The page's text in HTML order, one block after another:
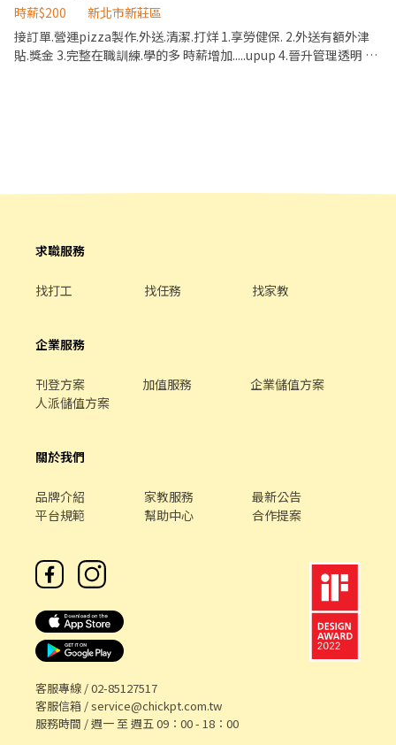
時薪$200
新北市新莊區
接訂單.營運pizza製作.外送.清潔.打烊 1.享勞健保. 2.外送有額外津
貼.獎金 3.完整在職訓練.學的多 時薪增加.....upup 4.晉升管理透明 5.
求職服務
找打工 找任務 找家教
企業服務
刊登方案 加值服務
企業儲值方案
人派儲值方案
關於我們
品牌介紹 家教服務
最新公告
平台規範
幫助中心 合作提案
客服專線 /02-85127517
客服信箱 /service@chickpt.com.tw
服務時間 / 週一 至 週五 09：00 - 18：00